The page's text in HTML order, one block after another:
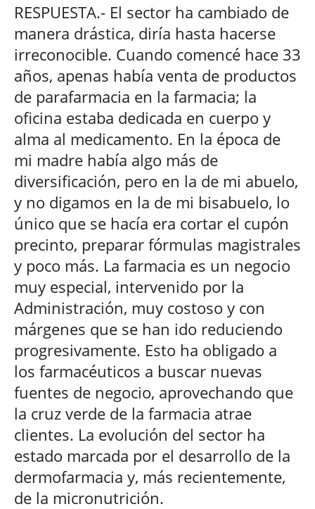
RESPUESTA.- El sector ha cambiado de
manera drástica, diría hasta hacerse
irreconocible. Cuando comencé hace 33
años, apenas había venta de productos
de parafarmacia en la farmacia; la
oficina estaba dedicada en cuerpo y
alma al medicamento. En la época de
mi madre había algo más de
diversificación, pero en la de mi abuelo,
y no digamos en la de mi bisabuelo, lo
único que se hacía era cortar el cupón
precinto, preparar fórmulas magistrales
y poco más. La farmacia es un negocio
muy especial, intervenido por la
Administración, muy costoso y con
márgenes que se han ido reduciendo
progresivamente. Esto ha obligado a
los farmacéuticos a buscar nuevas
fuentes de negocio, aprovechando que
la cruz verde de la farmacia atrae
clientes. La evolución del sector ha
estado marcada por el desarrollo de la
dermofarmacia y, más recientemente,
de la micronutrición.